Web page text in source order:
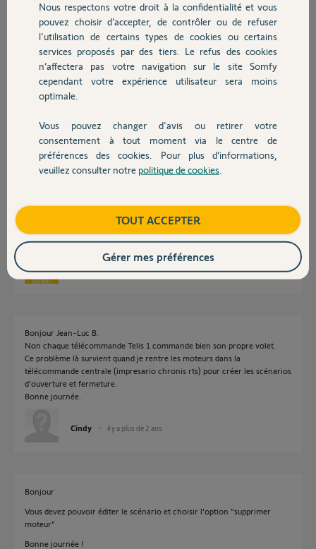
Chauffage
Autres produits
Devis avec un pro
Contact
Est-ce que quelqu’un a déjà eu ce problème et a réussi à le résoudre?
Vous aurez ma reconnaissance éternelle ;)
Merci beaucoup.
Cindy
il y a plus de 2 ans
Participer au fil de discussion
Réponses
Bonjour Cindy
Voulez-vous dire que la télécommande de la cuisine pilote le volet de la
cuisine et celui de la salle de bain ?
Jean-Luc B. il y a plus de 2 ans
Bonjour Jean-Luc B.
Non chaque télécommande Telis 1 commande bien son propre volet.
Ce problème là survient quand je rentre les moteurs dans la
télécommande centrale (impresario chronis rts) pour créer les scénarios
d’ouverture et fermeture.
Bonne journée.
Cindy il y a plus de 2 ans
Bonjour
Vous devez pouvoir éditer le scénario et choisir l'option "supprimer
moteur"
Bonne journée !
Nous respectons votre droit à la confidentialité et vous
pouvez choisir d’accepter, de contrôler ou de refuser
l'utilisation de certains types de cookies ou certains
services proposés par des tiers. Le refus des cookies
n’affectera pas votre navigation sur le site Somfy
cependant votre expérience utilisateur sera moins
optimale.
Vous pouvez changer d'avis ou retirer votre
consentement à tout moment via le centre de
préférences des cookies. Pour plus d’informations,
veuillez consulter notre politique de cookies
TOUT ACCEPTER
Gérer mes préférences